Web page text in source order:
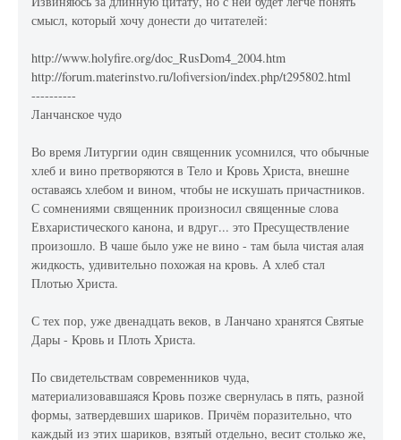
смысл, который хочу донести до читателей:
http://www.holyfire.org/doc_RusDom4_2004.htm
http://forum.materinstvo.ru/lofiversion/index.php/t295802.html
----------
Ланчанское чудо
Во время Литургии один священник усомнился, что обычные
хлеб и вино претворяются в Тело и Кровь Христа, внешне
оставаясь хлебом и вином, чтобы не искушать причастников.
С сомнениями священник произносил священные слова
Евхаристического канона, и вдруг... это Пресуществление
произошло. В чаше было уже не вино - там была чистая алая
жидкость, удивительно похожая на кровь. А хлеб стал
Плотью Христа.
С тех пор, уже двенадцать веков, в Ланчано хранятся Святые
Дары - Кровь и Плоть Христа.
По свидетельствам современников чуда,
материализовавшаяся Кровь позже свернулась в пять, разной
формы, затвердевших шариков. Причём поразительно, что
каждый из этих шариков, взятый отдельно, весит столько же,